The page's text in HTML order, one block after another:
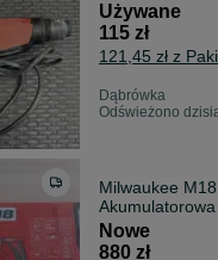
Używane
115 zł
121,45 zł z
Dąbrówka
Odświeżono
Milwaukee
Nowe
880 zł